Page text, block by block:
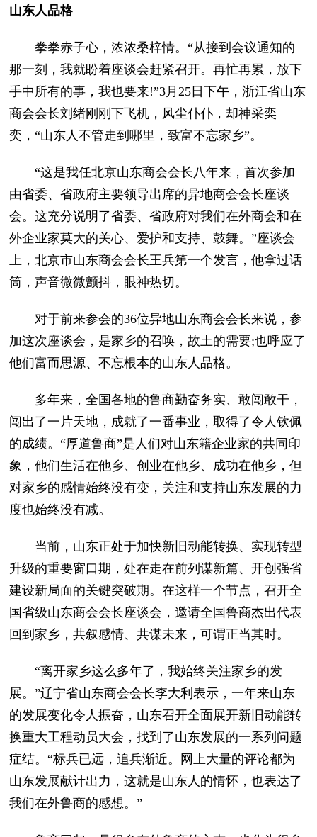
山东人品格
拳拳赤子心，浓浓桑梓情。“从接到会议通知的
那一刻，我就盼着座谈会赶紧召开。再忙再累，放下
手中所有的事，我也要来!”3月25日下午，浙江省山东
商会会长刘绪刚刚下飞机，风尘仆仆，却神采奕
奕，“山东人不管走到哪里，致富不忘家乡”。
“这是我任北京山东商会会长八年来，首次参加
由省委、省政府主要领导出席的异地商会会长座谈
会。这充分说明了省委、省政府对我们在外商会和在
外企业家莫大的关心、爱护和支持、鼓舞。”座谈会
上，北京市山东商会会长王兵第一个发言，他拿过话
筒，声音微微颤抖，眼神热切。
对于前来参会的36位异地山东商会会长来说，参
加这次座谈会，是家乡的召唤，故土的需要;也呼应了
他们富而思源、不忘根本的山东人品格。
多年来，全国各地的鲁商勤奋务实、敢闯敢干，
闯出了一片天地，成就了一番事业，取得了令人钦佩
的成绩。“厚道鲁商”是人们对山东籍企业家的共同印
象，他们生活在他乡、创业在他乡、成功在他乡，但
对家乡的感情始终没有变，关注和支持山东发展的力
度也始终没有减。
当前，山东正处于加快新旧动能转换、实现转型
升级的重要窗口期，处在走在前列谋新篇、开创强省
建设新局面的关键突破期。在这样一个节点，召开全
国省级山东商会会长座谈会，邀请全国鲁商杰出代表
回到家乡，共叙感情、共谋未来，可谓正当其时。
“离开家乡这么多年了，我始终关注家乡的发
展。”辽宁省山东商会会长李大利表示，一年来山东
的发展变化令人振奋，山东召开全面展开新旧动能转
换重大工程动员大会，找到了山东发展的一系列问题
症结。“标兵已远，追兵渐近。网上大量的评论都为
山东发展献计出力，这就是山东人的情怀，也表达了
我们在外鲁商的感想。”